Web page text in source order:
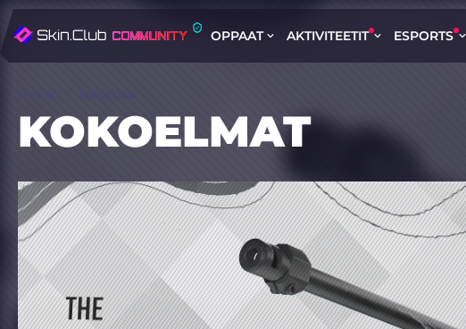
OPPAAT AKTIVITEETIT ESPORTS
YHTEISÖ KOKOELMAT
KOKOELMAT